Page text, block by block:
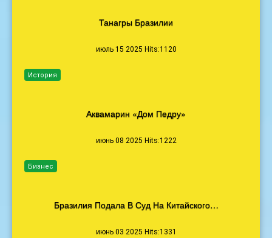
Танагры Бразилии
июль 15 2025 Hits:1120
Аквамарин «Дом Педру»
июнь 08 2025 Hits:1222
История
Бразилия Подала В Суд На Китайского…
июнь 03 2025 Hits:1331
Бизнес